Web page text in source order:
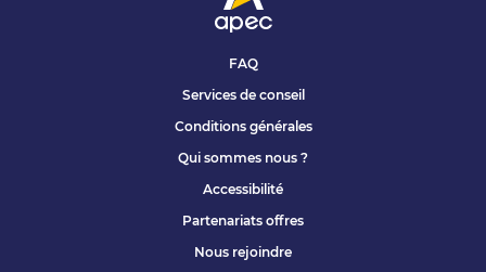
FAQ
Services de conseil
Conditions générales
Qui sommes nous ?
Accessibilité
Partenariats offres
Nous rejoindre